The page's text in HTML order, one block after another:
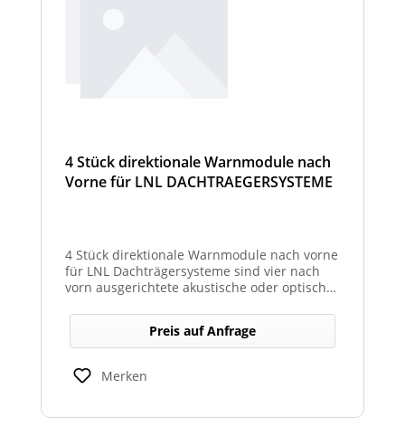
4 Stück direktionale Warnmodule nach
Vorne für LNL DACHTRAEGERSYSTEME
4 Stück direktionale Warnmodule nach vorne
für LNL Dachträgersysteme sind vier nach
vorn ausgerichtete akustische oder optische
befestigt werden, um in Fahrtrichtung
gezielte Warnsignale abzugeben. Sie
erhöhen die Sicht- und Hörbarkeit von
Warnhinweisen für Fahrer und Umfeld und
verbessern so die Sicherheit bei Einsatz-
Preis auf Anfrage
Merken